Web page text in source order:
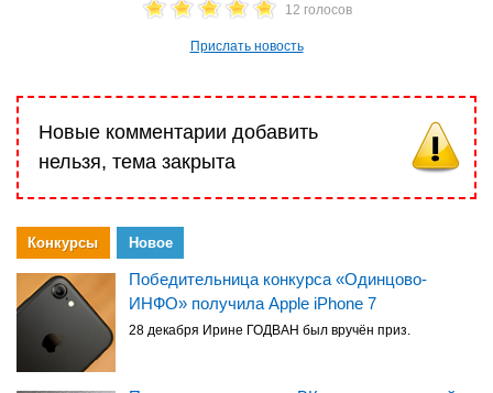
12 голосов
Прислать новость
Новые комментарии добавить
нельзя, тема закрыта
Конкурсы Новое
Победительница конкурса «Одинцово-
ИНФО» получила Apple iPhone 7
28 декабря Ирине ГОДВАН был вручён приз.